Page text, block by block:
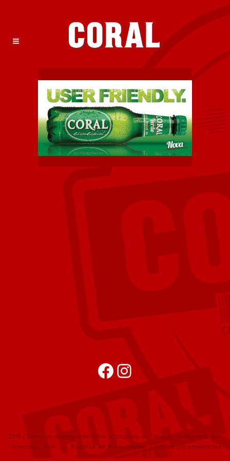
FacebookInstagram
2015 | Todos os direitos reservados a Empresa de Cervejas da Madeira, Soc.
Unipessoal, LDA | Política de Privacidade | website por urbanistas